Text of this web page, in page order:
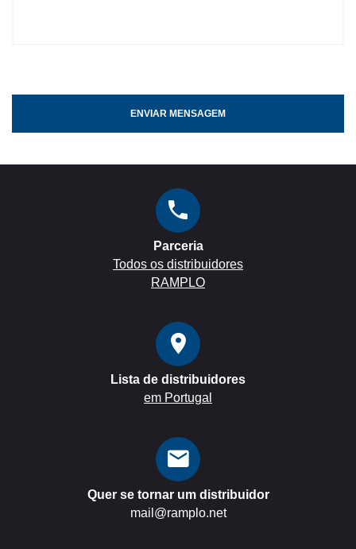
ENVIAR MENSAGEM
Parceria
Todos os distribuidores
RAMPLO
Lista de distribuidores
em Portugal
Quer se tornar um distribuidor
mail@ramplo.net